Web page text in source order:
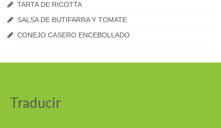
TARTA DE RICOTTA
SALSA DE BUTIFARRA Y TOMATE
CONEJO CASERO ENCEBOLLADO
Traducir